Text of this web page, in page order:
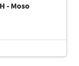
- Moso